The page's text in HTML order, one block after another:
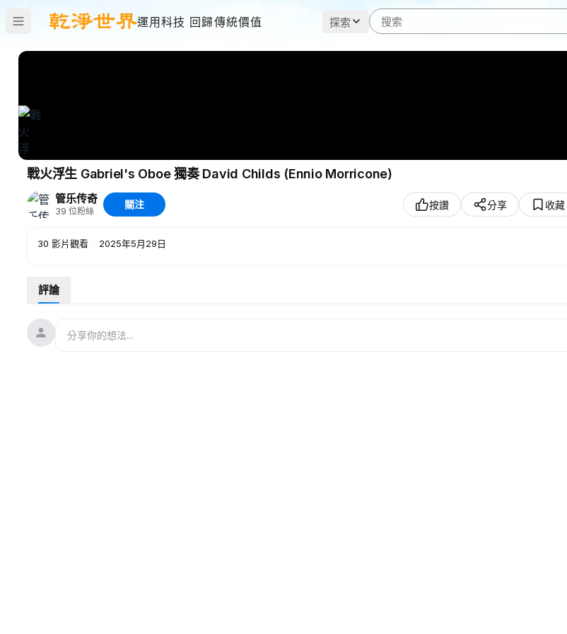
運用科技 回歸傳統價值 探索
戰火浮生 Gabriel's Oboe 獨奏 David Childs (Ennio Morricone)
管乐传奇
39 位粉絲
關注 按讚 分享 收藏
30 影片觀看 · 2025年5月29日
評論